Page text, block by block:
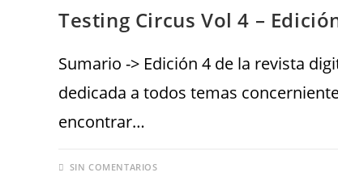
Testing Circus Vol 4 –
Sumario -> Edición 4 de la revista
dedicada a todos temas
encontrar…
SIN COMENTARIOS